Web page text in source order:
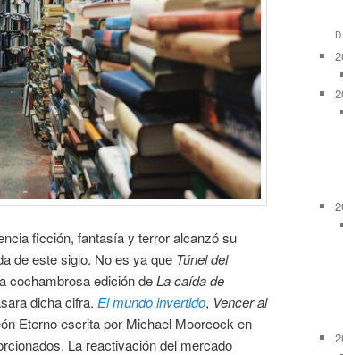
ficción, fantasía y terror alcanzó su
de este siglo. No es ya que Túnel del
cochambrosa edición deLa caída de
dicha cifra. El mundo invertido, Vencer al
Eterno escrita por Michael Moorcock en
La reactivación del mercado